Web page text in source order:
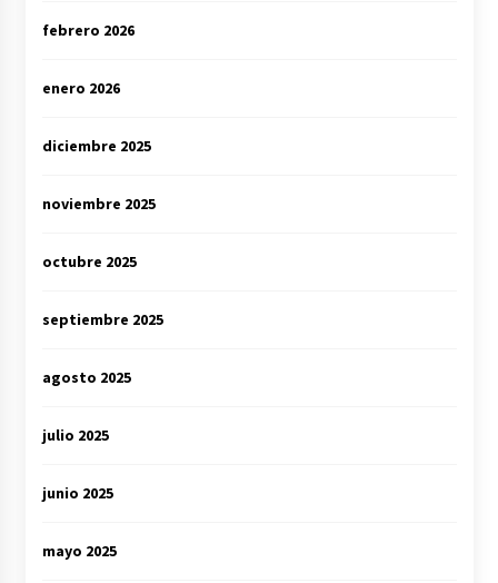
febrero 2026
enero 2026
diciembre 2025
noviembre 2025
octubre 2025
septiembre 2025
agosto 2025
julio 2025
junio 2025
mayo 2025